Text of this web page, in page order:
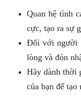
Quan hệ tình
cực, tạo ra sự
Đối với người
lòng và đón
Hãy dành thời
của bạn để